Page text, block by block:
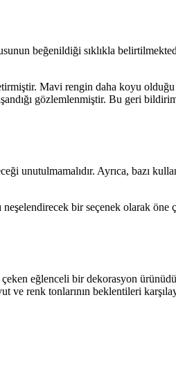
beğenildiği sıklıkla
Mavi rengin daha koyu
gözlemlenmiştir. Bu geri
unutulmamalıdır. Ayrıca, bazı
bir seçenek olarak öne
eğlenceli bir dekorasyon
renk tonlarının beklentileri